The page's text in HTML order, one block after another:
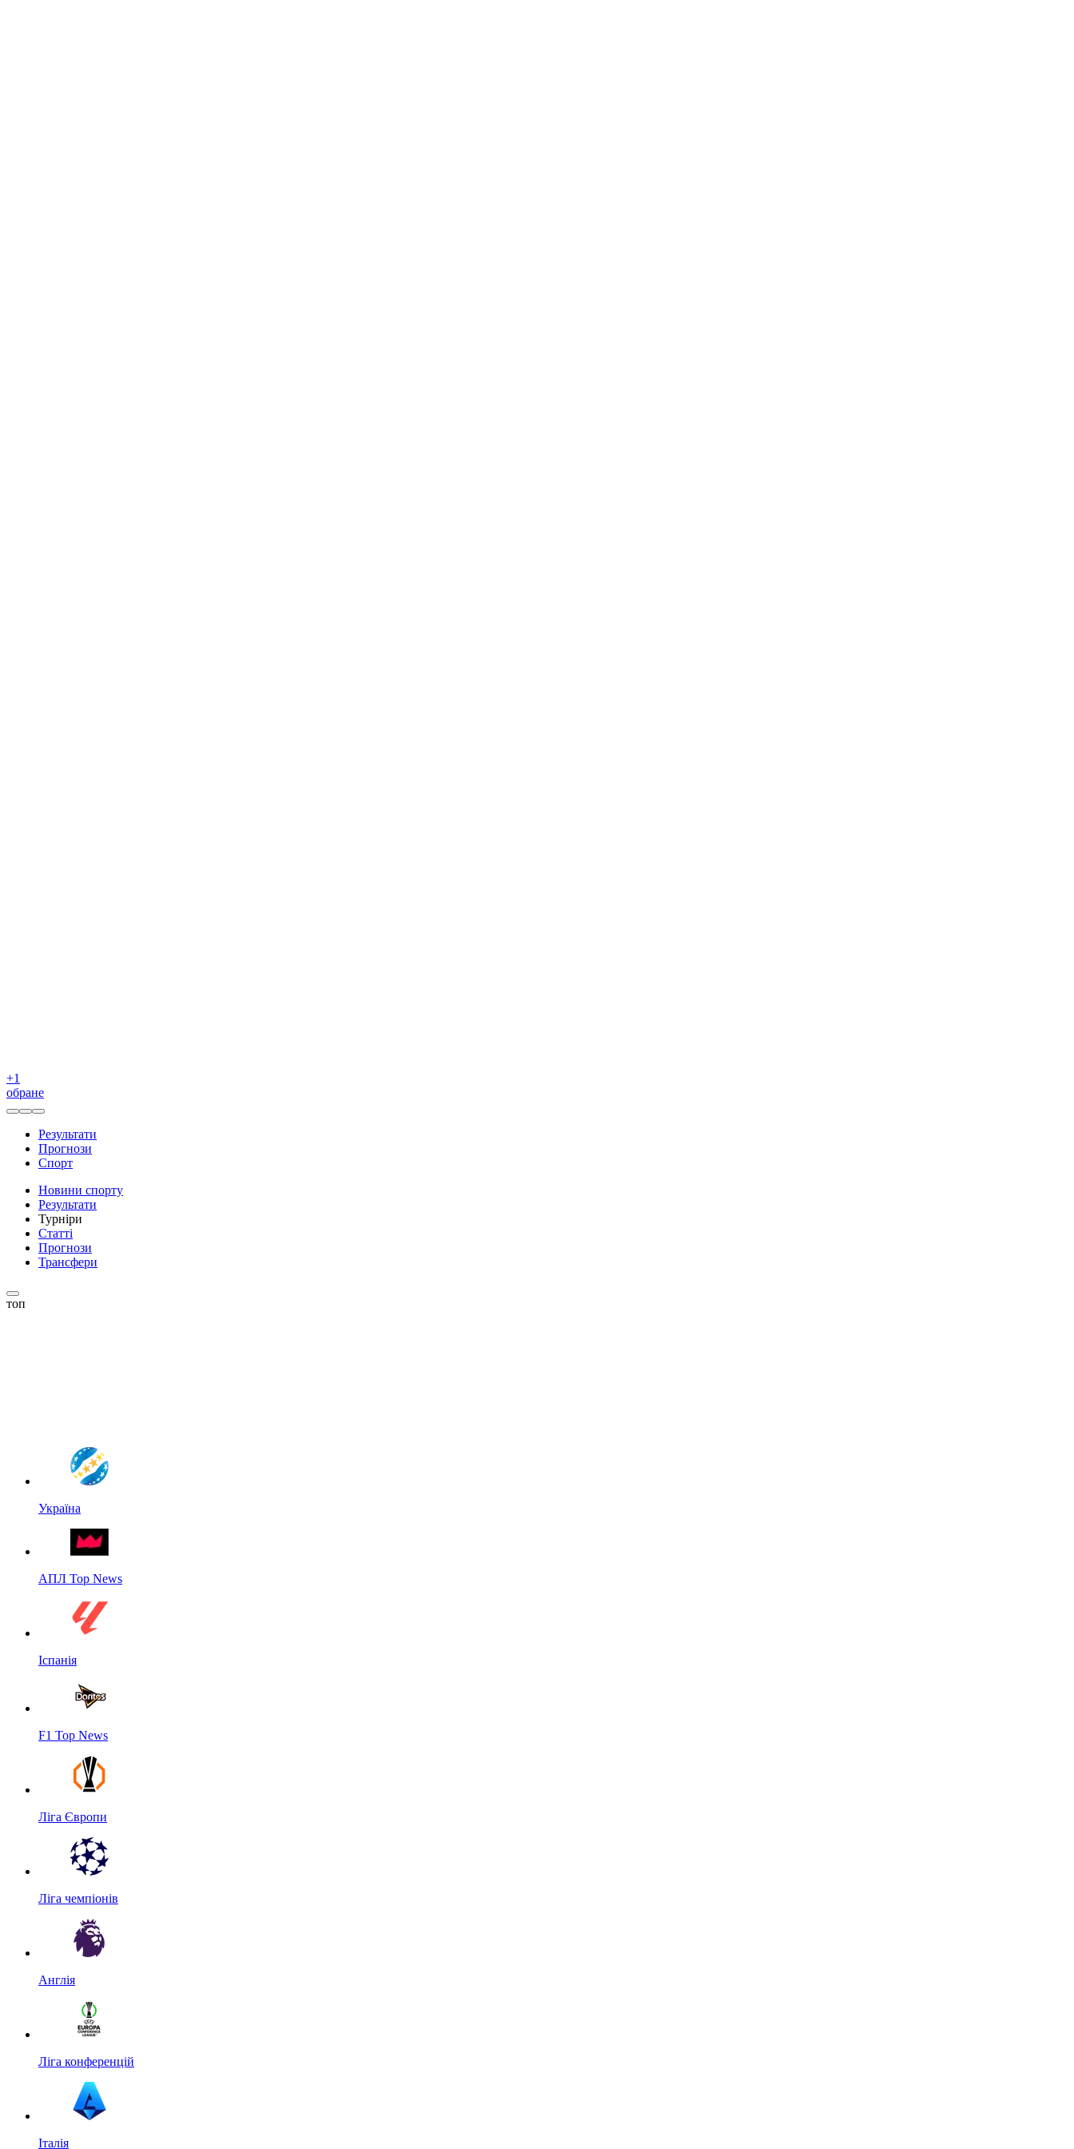
+1
обране
Результати
Прогнози
Спорт
Новини спорту
Результати
Турніри
Статті
Прогнози
Трансфери
топ
Україна
АПЛ Top News
Іспанія
F1 Top News
Ліга Європи
Ліга чемпіонів
Англія
Ліга конференцій
Італія